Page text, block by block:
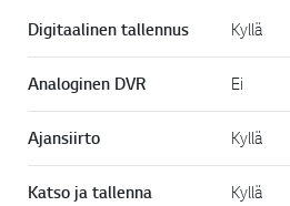
Digitaalinen tallennus Kyllä
Analoginen DVR Ei
Ajansiirto Kyllä
Katso ja tallenna Kyllä